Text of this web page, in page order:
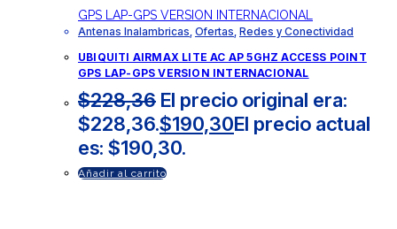
Antenas Inalambricas Ofertas Redes y Conectividad
UBIQUITI AIRMAX LITE AC AP 5GHZ ACCESS POINT
GPS LAP-GPS VERSION INTERNACIONAL
$228,36 El precio original era:
$228,36.$190,30El precio actual
es: $190,30.
Añadir al carrito